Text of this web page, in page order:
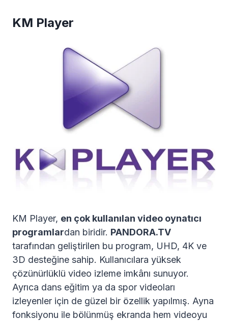
KM Player
KM Player, en çok kullanılan video oynatıcı
programlardan biridir. PANDORA.TV
tarafından geliştirilen bu program, UHD, 4K ve
3D desteğine sahip. Kullanıcılara yüksek
çözünürlüklü video izleme imkânı sunuyor.
Ayrıca dans eğitim ya da spor videoları
izleyenler için de güzel bir özellik yapılmış. Ayna
fonksiyonu ile bölünmüş ekranda hem videoyu